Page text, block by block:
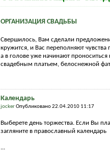
ОРГАНИЗАЦИЯ СВАДЬБЫ
Свершилось, Вам сделали
кружится, и Вас переполняют чувства
а в голове уже начинают
свадебным платьем, белоснежной
Календарь
jockerОпубликовано 22.04.2010 11:17
Выберете день торжества. Если Вы
загляните в православный календарь
...